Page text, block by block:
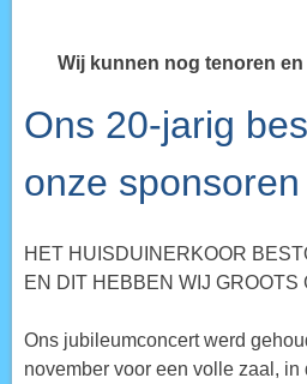
Wij kunnennog tenoren en
Ons 20-jarig
onze sponsoren
HET HUISDUINERKOOR
EN DIT HEBBEN WIJ GROOTS
Ons jubileumconcert werd
november voor een volle zaal,